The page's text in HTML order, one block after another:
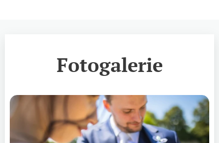
Fotogalerie